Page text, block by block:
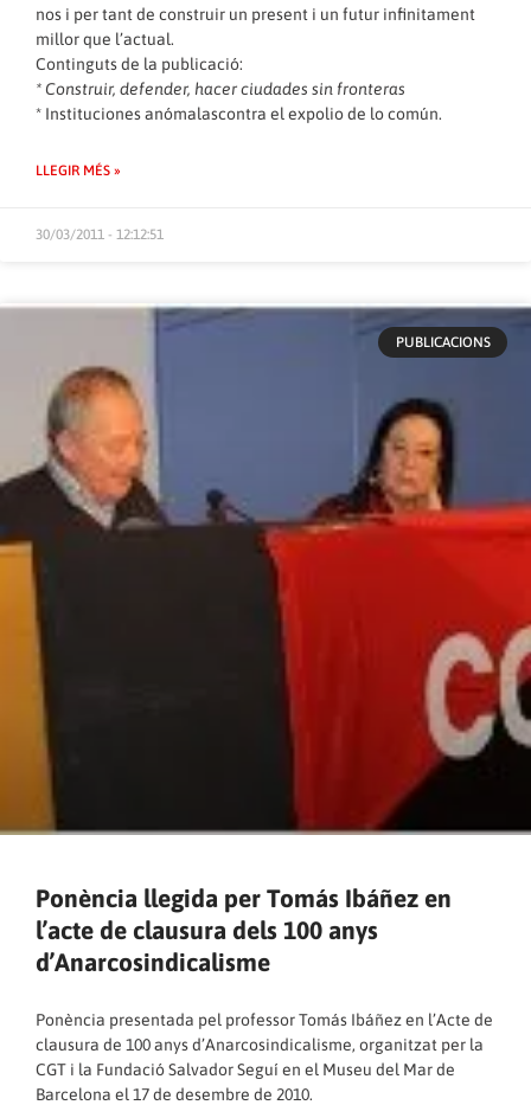
nos i per tant de construir un present i un futur infinitament
millor que l’actual.
Continguts de la publicació:
* Construir, defender, hacer ciudades sin fronteras
* Instituciones anómalascontra el expolio de lo común.
LLEGIR MÉS »
30/03/2011 - 12:12:51
PUBLICACIONS
Ponència llegida per Tomás Ibáñez en
l’acte de clausura dels 100 anys
d’Anarcosindicalisme
Ponència presentada pel professor Tomás Ibáñez en l’Acte de
clausura de 100 anys d’Anarcosindicalisme, organitzat per la
CGT i la Fundació Salvador Seguí en el Museu del Mar de
Barcelona el 17 de desembre de 2010.